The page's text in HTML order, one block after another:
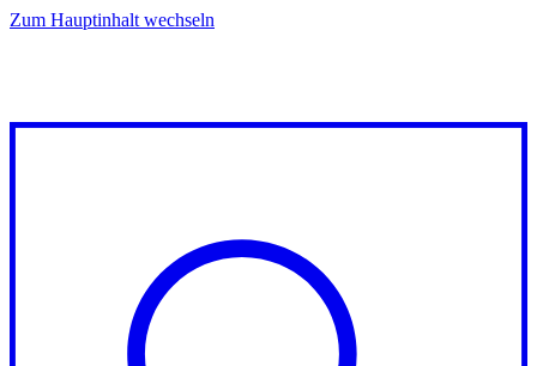
Zum Hauptinhalt wechseln